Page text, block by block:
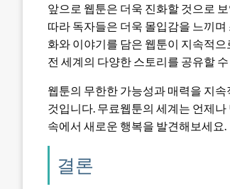
앞으로 웹툰은 더욱 진화할 것으로
따라 독자들은 더욱 몰입감을 느끼
화와 이야기를 담은 웹툰이 지속적
전 세계의 다양한 스토리를 공유할
웹툰의 무한한 가능성과 매력을 지
것입니다. 무료웹툰의 세계는 언제
속에서 새로운 행복을 발견해보세요.
결론